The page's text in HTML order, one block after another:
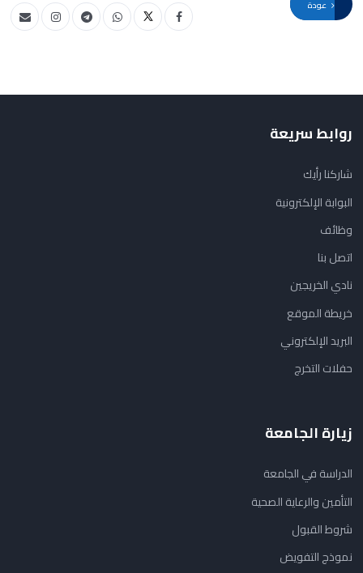
روابط سريعة
شاركنا رأيك
البوابة الإلكترونية
وظائف
اتصل بنا
نادي الخريجين
خريطة الموقع
البريد الإلكتروني
حفلات التخرج
زيارة الجامعة
الدراسة في الجامعة
التأمين والرعاية الصحية
شروط القبول
نموذج التفويض